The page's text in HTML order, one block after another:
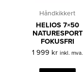
Håndkikkert
HELIOS 7×50
NATURESPORT
FOKUSFRI
1 999 kr inkl. mva.